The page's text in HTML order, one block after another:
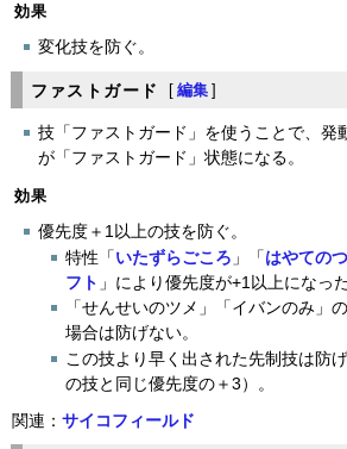
効果
変化技を防ぐ。
ファストガード [ 編集 ]
技「ファストガード」を使うことで、発
が「ファストガード」状態になる。
効果
優先度＋1以上の技を防ぐ。
特性「 いたずらごころ 」「 はやての
フト 」により優先度が+1以上になっ
「せんせいのツメ」「イバンのみ」
場合は防げない。
この技より早く出された先制技は防
の技と同じ優先度の＋3）。
関連：サイコフィールド